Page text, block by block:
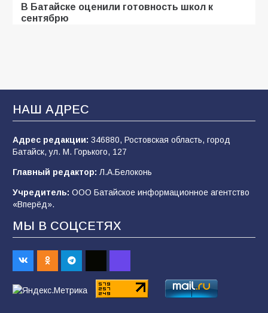
В Батайске оценили готовность школ к
сентябрю
соревнований
104 06.08.2026
«Мобилизация или набор?» Что на самом
2026 года
101 03.08.2026
В Батайске продолжаются дорожные работы
98 04.08.2026
НАШ АДРЕС
Адрес редакции: 346880, Ростовская область, город
Батайск, ул. М. Горького, 127
Главный редактор: Л.А.Белоконь
Учредитель: ООО Батайское информационное агентство
«Вперёд».
МЫ В СОЦСЕТЯХ